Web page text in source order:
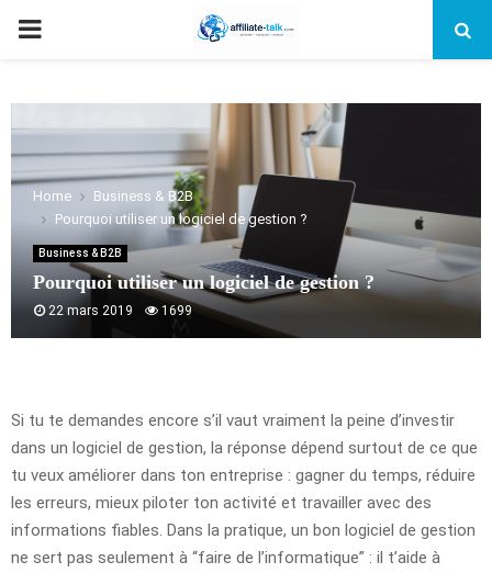
PRIMARY
Home
Business & B2B
Pourquoi utiliser un logiciel de gestion ?
Business & B2B
Pourquoi utiliser un logiciel de gestion ?
22 mars 2019 1699
Si tu te demandes encore s’il vaut vraiment la peine d’investir
dans un logiciel de gestion, la réponse dépend surtout de ce que
tu veux améliorer dans ton entreprise : gagner du temps, réduire
les erreurs, mieux piloter ton activité et travailler avec des
informations fiables. Dans la pratique, un bon logiciel de gestion
ne sert pas seulement à “faire de l’informatique” : il t’aide à